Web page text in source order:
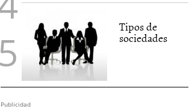
Tipos de
sociedades
Publicidad